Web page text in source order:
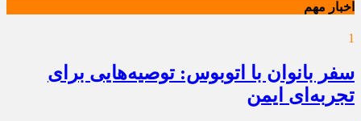
اخبار مهم
1
سفر بانوان با اتوبوس: توصیه‌هایی برای
تجربه‌ای ایمن